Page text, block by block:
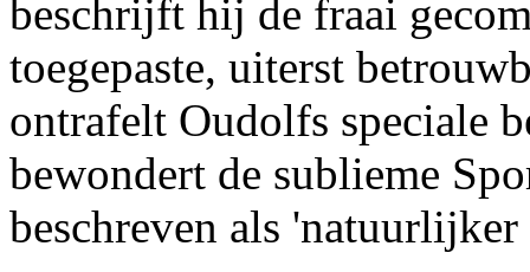
beschrijft hij de fraai
toegepaste, uiterst
ontrafelt Oudolfs speciale
bewondert de sublieme
beschreven als